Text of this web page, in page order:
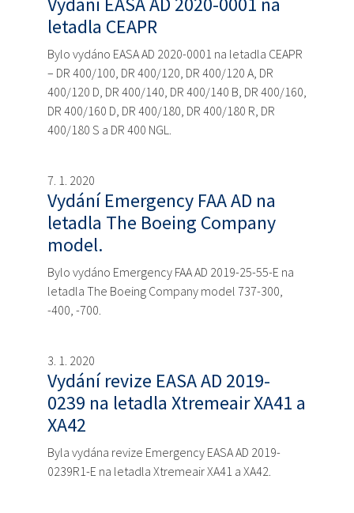
letadla CEAPR
Bylo vydáno EASA AD 2020-0001 na letadla CEAPR
– DR 400/100, DR 400/120, DR 400/120 A, DR
400/120 D, DR 400/140, DR 400/140 B, DR 400/160,
DR 400/160 D, DR 400/180, DR 400/180 R, DR
400/180 S a DR 400 NGL.
7. 1. 2020
Vydání Emergency FAA AD na
letadla The Boeing Company
model.
Bylo vydáno Emergency FAA AD 2019-25-55-E na
letadla The Boeing Company model 737-300,
-400, -700.
3. 1. 2020
Vydání revize EASA AD 2019-
0239 na letadla Xtremeair XA41 a
XA42
Byla vydána revize Emergency EASA AD 2019-
0239R1-E na letadla Xtremeair XA41 a XA42.